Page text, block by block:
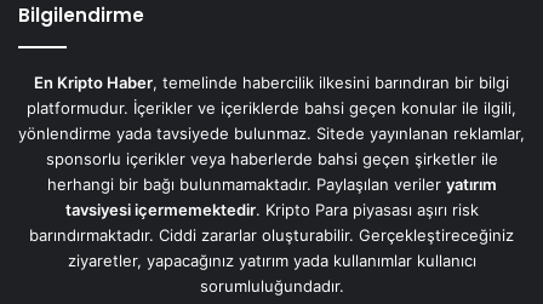
Bilgilendirme
En Kripto Haber, temelinde habercilik ilkesini barındıran bir bilgi
platformudur. İçerikler ve içeriklerde bahsi geçen konular ile ilgili,
yönlendirme yada tavsiyede bulunmaz. Sitede yayınlanan reklamlar,
sponsorlu içerikler veya haberlerde bahsi geçen şirketler ile
herhangi bir bağı bulunmamaktadır. Paylaşılan veriler yatırım
tavsiyesi içermemektedir. Kripto Para piyasası aşırı risk
barındırmaktadır. Ciddi zararlar oluşturabilir. Gerçekleştireceğiniz
ziyaretler, yapacağınız yatırım yada kullanımlar kullanıcı
sorumluluğundadır.